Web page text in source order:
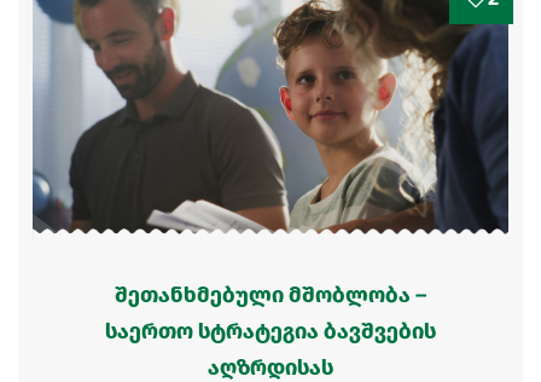
შეთანხმებული მშობლობა –
საერთო სტრატეგია ბავშვების
აღზრდისას